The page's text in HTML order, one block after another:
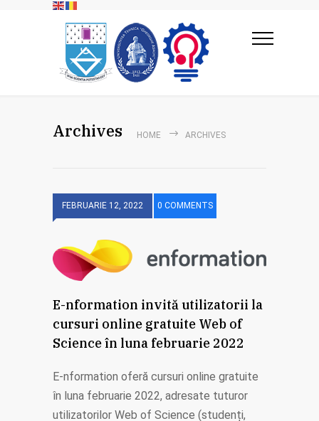
Archives HOME ARCHIVES
FEBRUARIE 12, 2022 0 COMMENTS
E-nformation invită utilizatorii la
cursuri online gratuite Web of
Science în luna februarie 2022
E-nformation oferă cursuri online gratuite
în luna februarie 2022, adresate tuturor
utilizatorilor Web of Science (studenți,